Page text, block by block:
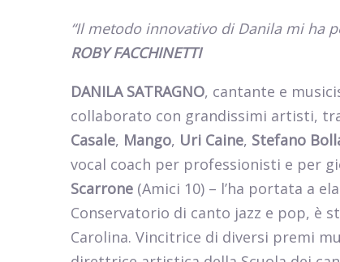
“Il metodo innovativo di Danila mi ha
ROBY FACCHINETTI
DANILA SATRAGNO, cantante e
collaborato con grandissimi artisti,
Casale, Mango, Uri Caine, Stefano
vocal coach per professionisti e per
Scarrone (Amici 10) – l’ha portata a
Conservatorio di canto jazz e pop, è
Carolina. Vincitrice di diversi premi